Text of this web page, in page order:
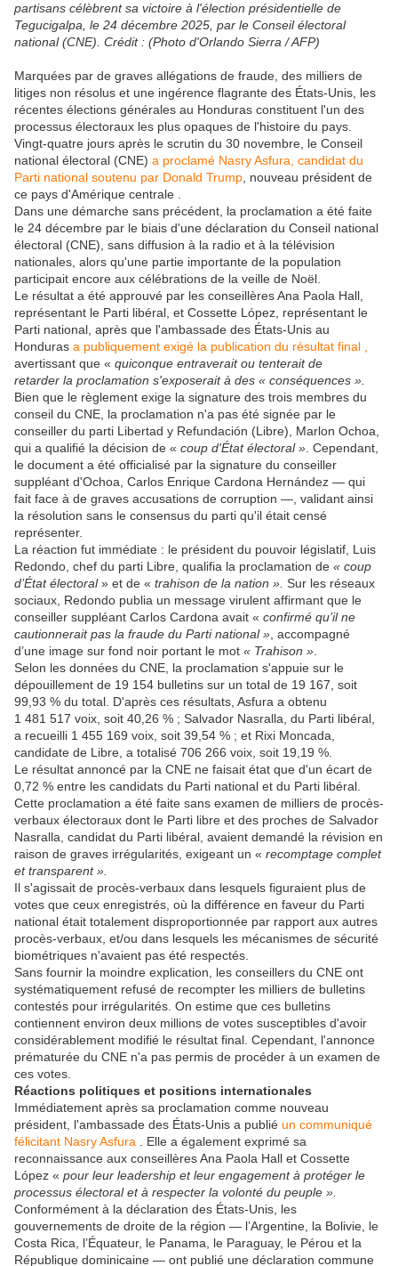
partisans célèbrent sa victoire à l'élection présidentielle de
Tegucigalpa, le 24 décembre 2025, par le Conseil électoral
national (CNE). Crédit : (Photo d'Orlando Sierra / AFP)
Marquées par de graves allégations de fraude, des milliers de
litiges non résolus et une ingérence flagrante des États-Unis, les
récentes élections générales au Honduras constituent l'un des
processus électoraux les plus opaques de l'histoire du pays.
Vingt-quatre jours après le scrutin du 30 novembre, le Conseil
national électoral (CNE) a proclamé Nasry Asfura, candidat du
Parti national soutenu par Donald Trump , nouveau président de
ce pays d'Amérique centrale .
Dans une démarche sans précédent, la proclamation a été faite
le 24 décembre par le biais d'une déclaration du Conseil national
électoral (CNE), sans diffusion à la radio et à la télévision
nationales, alors qu'une partie importante de la population
participait encore aux célébrations de la veille de Noël.
Le résultat a été approuvé par les conseillères Ana Paola Hall,
représentant le Parti libéral, et Cossette López, représentant le
Parti national, après que l'ambassade des États-Unis au
Honduras a publiquement exigé la publication du résultat final ,
avertissant que « quiconque entraverait ou tenterait de
retarder la proclamation s'exposerait à des « conséquences ».
Bien que le règlement exige la signature des trois membres du
conseil du CNE, la proclamation n'a pas été signée par le
conseiller du parti Libertad y Refundación (Libre), Marlon Ochoa,
qui a qualifié la décision de « coup d'État électoral » . Cependant,
le document a été officialisé par la signature du conseiller
suppléant d'Ochoa, Carlos Enrique Cardona Hernández — qui
fait face à de graves accusations de corruption —, validant ainsi
la résolution sans le consensus du parti qu'il était censé
représenter.
La réaction fut immédiate : le président du pouvoir législatif, Luis
Redondo, chef du parti Libre, qualifia la proclamation de « coup
d’État électoral» et de « trahison de la nation ». Sur les réseaux
sociaux, Redondo publia un message virulent affirmant que le
conseiller suppléant Carlos Cardona avait « confirmé qu’il ne
cautionnerait pas la fraude du Parti national » , accompagné
d’une image sur fond noir portant le mot « Trahison »
Selon les données du CNE, la proclamation s'appuie sur le
dépouillement de 19 154 bulletins sur un total de 19 167, soit
99,93 % du total. D'après ces résultats, Asfura a obtenu
1 481 517 voix, soit 40,26 % ; Salvador Nasralla, du Parti libéral,
a recueilli 1 455 169 voix, soit 39,54 % ; et Rixi Moncada,
candidate de Libre, a totalisé 706 266 voix, soit 19,19 %.
Le résultat annoncé par la CNE ne faisait état que d'un écart de
0,72 % entre les candidats du Parti national et du Parti libéral.
Cette proclamation a été faite sans examen de milliers de procès-
verbaux électoraux dont le Parti libre et des proches de Salvador
Nasralla, candidat du Parti libéral, avaient demandé la révision en
raison de graves irrégularités, exigeant un « recomptage complet
et transparent ».
Il s'agissait de procès-verbaux dans lesquels figuraient plus de
votes que ceux enregistrés, où la différence en faveur du Parti
national était totalement disproportionnée par rapport aux autres
procès-verbaux, et/ou dans lesquels les mécanismes de sécurité
biométriques n'avaient pas été respectés.
Sans fournir la moindre explication, les conseillers du CNE ont
systématiquement refusé de recompter les milliers de bulletins
contestés pour irrégularités. On estime que ces bulletins
contiennent environ deux millions de votes susceptibles d'avoir
considérablement modifié le résultat final. Cependant, l'annonce
prématurée du CNE n'a pas permis de procéder à un examen de
ces votes.
Réactions politiques et positions internationales
Immédiatement après sa proclamation comme nouveau
président, l'ambassade des États-Unis a publié un communiqué
félicitant Nasry Asfura . Elle a également exprimé sa
reconnaissance aux conseillères Ana Paola Hall et Cossette
López « pour leur leadership et leur engagement à protéger le
processus électoral et à respecter la volonté du peuple ».
Conformément à la déclaration des États-Unis, les
gouvernements de droite de la région — l’Argentine, la Bolivie, le
Costa Rica, l’Équateur, le Panama, le Paraguay, le Pérou et la
République dominicaine — ont publié une déclaration commune